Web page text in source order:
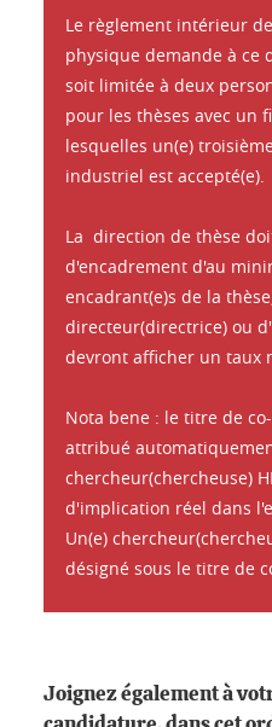
Le règlement intérieur
physique demande à ce
soit limitée à deux
pour les thèses avec un
lesquelles un(e)
industriel est accepté(e).
La direction de thèse
d'encadrement d'au
encadrant(e)s de la
directeur(directrice) ou
devront afficher un taux
Nota bene : le titre de
attribué
chercheur(chercheuse)
d'implication réel dans
Un(e)
désigné sous le titre de
Joignez également à